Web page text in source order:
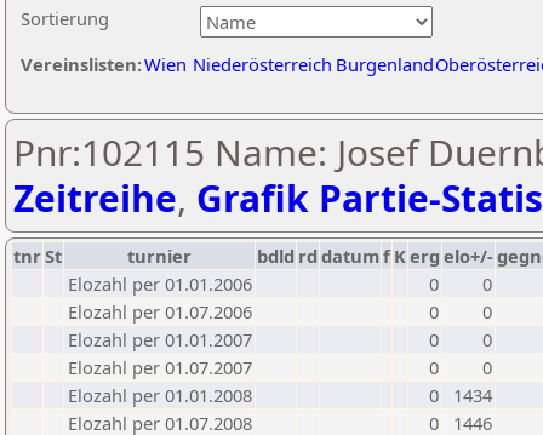
Sortierung
Vereinslisten:Wien Niederösterreich Burgenland
Pnr:102115 Name: Josef
Zeitreihe, Grafik Partie-
tnrSt turnier bdld rd datumf Kerg elo+/-
Elozahl per 01.01.2006
0
0
Elozahl per 01.07.2006
0
0
Elozahl per 01.01.2007
0
0
Elozahl per 01.07.2007
0
0
Elozahl per 01.01.2008
0
1434
Elozahl per 01.07.2008
0
1446